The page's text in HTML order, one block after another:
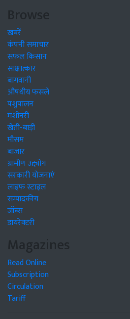
Browse
खबरें
कंपनी समाचार
सफल किसान
साक्षात्कार
बागवानी
औषधीय फसलें
पशुपालन
मशीनरी
खेती-बाड़ी
मौसम
बाजार
ग्रामीण उद्द्योग
सरकारी योजनाएं
लाइफ स्टाइल
सम्पादकीय
जॉब्स
डायरेक्टरी
Magazines
Read Online
Subscription
Circulation
Tariff